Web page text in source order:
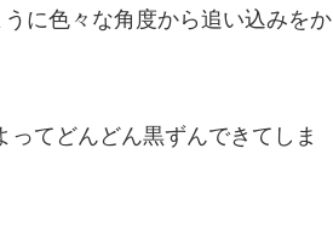
に色々な角度から追い込みをか
てどんどん黒ずんできてしま